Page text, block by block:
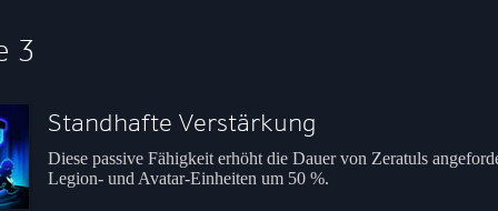
3
Standhafte Verstärkung
Diese passive Fähigkeit erhöht die Dauer von Zeratuls
Legion- und Avatar-Einheiten um 50 %.